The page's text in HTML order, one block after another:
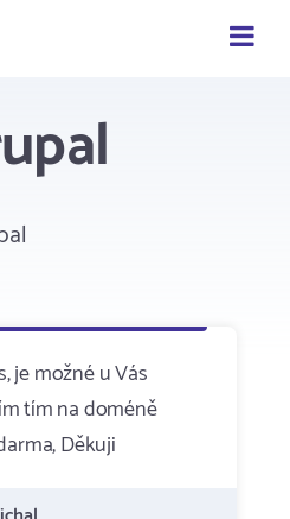
je možné u Vás
tím na doméně
Děkuji